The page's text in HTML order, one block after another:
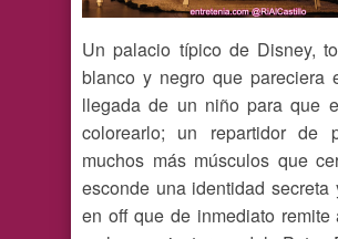
Un palacio típico de Disney,
blanco y negro que pareciera
llegada de un niño para que
colorearlo; un repartidor de
muchos más músculos que
esconde una identidad secreta
en off que de inmediato remite